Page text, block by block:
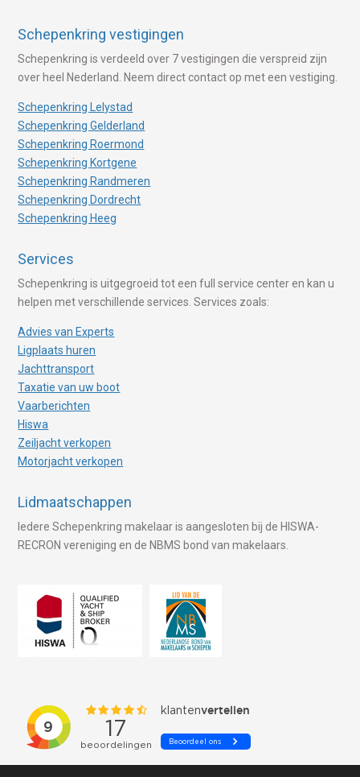
Schepenkring vestigingen
Schepenkring is verdeeld over 7 vestigingen die verspreid zijn
over heel Nederland. Neem direct contact op met een vestiging.
Schepenkring Lelystad
Schepenkring Gelderland
Schepenkring Roermond
Schepenkring Kortgene
Schepenkring Randmeren
Schepenkring Dordrecht
Schepenkring Heeg
Services
Schepenkring is uitgegroeid tot een full service center en kan u
helpen met verschillende services. Services zoals:
Advies van Experts
Ligplaats huren
Jachttransport
Taxatie van uw boot
Vaarberichten
Hiswa
Zeiljacht verkopen
Motorjacht verkopen
Lidmaatschappen
Iedere Schepenkring makelaar is aangesloten bij de HISWA-
RECRON vereniging en de NBMS bond van makelaars.